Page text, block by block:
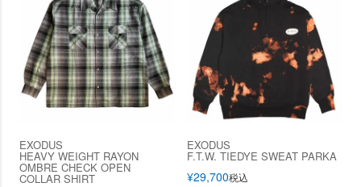
EXODUS
HEAVY WEIGHT RAYON
OMBRE CHECK OPEN
COLLAR SHIRT
EXODUS
F.T.W. TIEDYE SWEAT PARKA
¥29,700税込